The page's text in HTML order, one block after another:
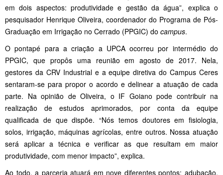
em dois aspectos: produtividade e gestão da água”, explica o
pesquisador Henrique Oliveira, coordenador do Programa de Pós-
Graduação em Irrigação no Cerrado (PPGIC) do campus.
O pontapé para a criação a UPCA ocorreu por intermédio do
PPGIC, que propôs uma reunião em agosto de 2017. Nela,
gestores da CRV Industrial e a equipe diretiva do Campus Ceres
sentaram-se para propor o acordo e delinear a atuação de cada
parte. Na opinião de Oliveira, o IF Goiano pode contribuir na
realização de estudos aprimorados, por conta da equipe
qualificada de que dispõe. “Nós temos doutores em fisiologia,
solos, irrigação, máquinas agrícolas, entre outros. Nossa atuação
será aplicar a técnica e verificar as que resultam em maior
produtividade, com menor impacto”, explica.
Ao todo, a parceria atuará em nove diferentes pontos: adubação,